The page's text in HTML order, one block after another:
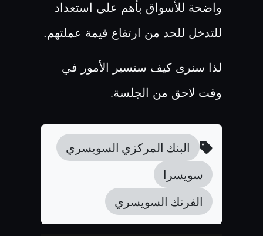
واضحة للأسواق بأهم على استعداد
للتدخل للحد من ارتفاع قيمة عملتهم.
لذا سنرى كيف ستسير الأمور في
وقت لاحق من الجلسة.
البنك المركزي السويسري
سويسرا
الفرنك السويسري